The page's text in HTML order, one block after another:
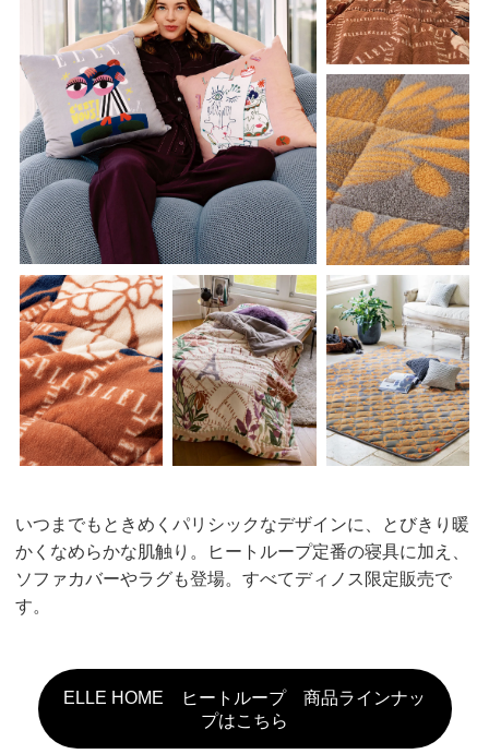
いつまでもときめくパリシックなデザインに、とびきり暖
かくなめらかな肌触り。ヒートループ定番の寝具に加え、
ソファカバーやラグも登場。すべてディノス限定販売で
す。
ELLE HOME ヒートループ 商品ラインナッ
プはこちら